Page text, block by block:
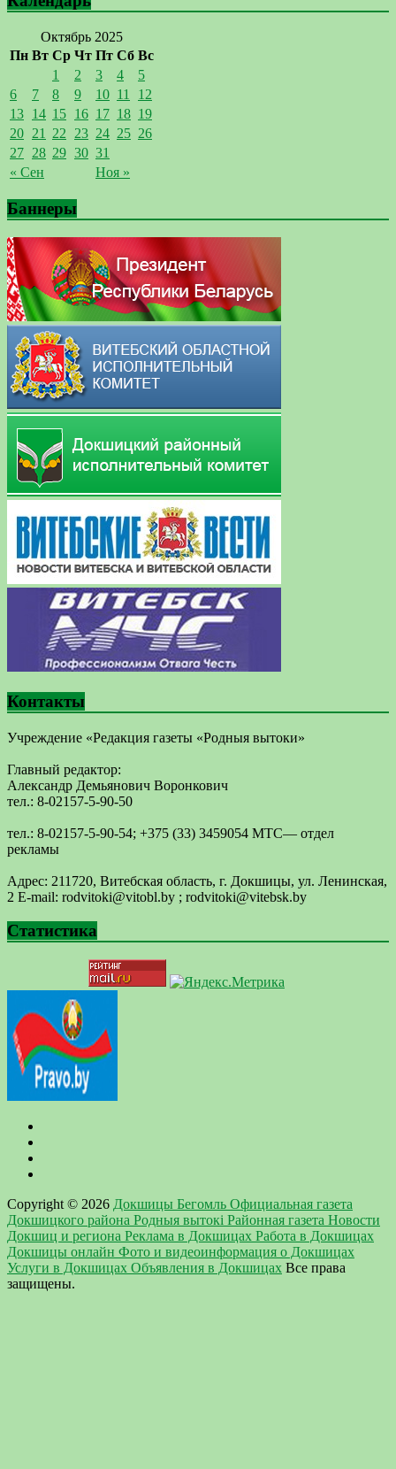
Октябрь 2025
Пн Вт Ср Чт Пт Сб Вс
« Сен Ноя »
1 2 3 4
5
6
7 8 9 10 11
12
13 14 15 16 17 18 19
20 21 22 23 24 25 26
27 28 29 30 31
Баннеры
Контакты
Учреждение «Редакция газеты «Родныя вытоки»
Главный редактор:
Александр Демьянович Воронкович
тел.: 8-02157-5-90-50
тел.: 8-02157-5-90-54; +375 (33) 3459054 МТС— отдел
рекламы
Адрес: 211720, Витебская область, г. Докшицы, ул. Ленинская,
2 E-mail: ​rodvitoki@​​vitobl​.by ; rodvitoki@vitebsk.by
Статистика
Copyright © 2026 Докшицы Бегомль Официальная газета
Докшицкого района Родныя вытокi Районная газета Новости
Докшиц и региона Реклама в Докшицах Работа в Докшицах
Докшицы онлайн Фото и видеоинформация о Докшицах
Услуги в Докшицах Объявления в Докшицах Все права
защищены.